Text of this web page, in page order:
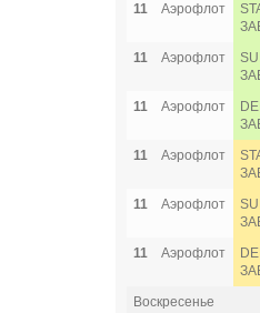
11
Аэрофлот
11
Аэрофлот
11
Аэрофлот
11
Аэрофлот
11
Аэрофлот
11
Аэрофлот
Воскресенье